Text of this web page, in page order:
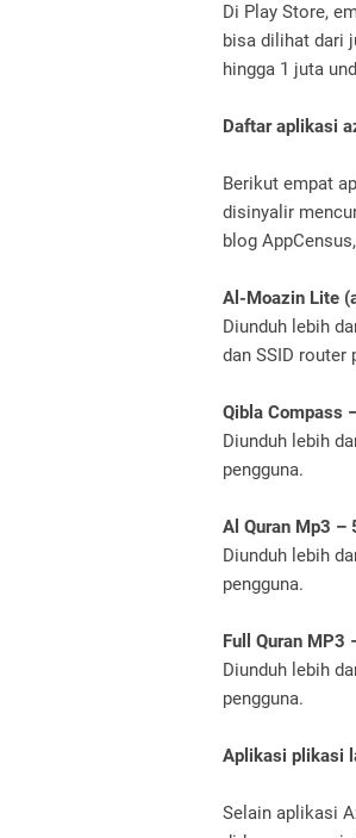
Di Play Store,
bisa dilihat dari
hingga 1 juta
Daftar aplikasi
Berikut empat
disinyalir
blog
Al-Moazin Lite
Diunduh lebih
dan SSID router
Qibla Compass
Diunduh lebih
pengguna.
Al Quran Mp3 –
Diunduh lebih
pengguna.
Full Quran MP3
Diunduh lebih
pengguna.
Aplikasi plikasi
Selain aplikasi